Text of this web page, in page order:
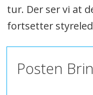
tur. Der ser vi at
fortsetter
Posten